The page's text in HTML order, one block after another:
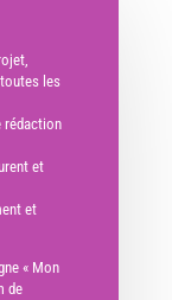
les
rédaction
et
et
« Mon
de